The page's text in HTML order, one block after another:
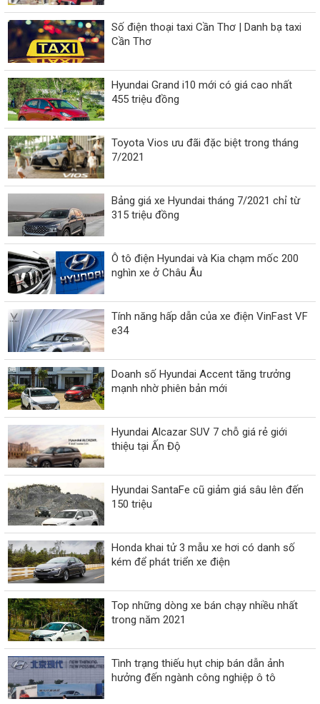
Số điện thoại taxi Cần Thơ | Danh bạ taxi
Cần Thơ
Hyundai Grand i10 mới có giá cao nhất
455 triệu đồng
Toyota Vios ưu đãi đặc biệt trong tháng
7/2021
Bảng giá xe Hyundai tháng 7/2021 chỉ từ
315 triệu đồng
Ô tô điện Hyundai và Kia chạm mốc 200
nghìn xe ở Châu Âu
Tính năng hấp dẫn của xe điện VinFast VF
e34
Doanh số Hyundai Accent tăng trưởng
mạnh nhờ phiên bản mới
Hyundai Alcazar SUV 7 chỗ giá rẻ giới
thiệu tại Ấn Độ
Hyundai SantaFe cũ giảm giá sâu lên đến
150 triệu
Honda khai tử 3 mẫu xe hơi có danh số
kém để phát triển xe điện
Top những dòng xe bán chạy nhiều nhất
trong năm 2021
Tình trạng thiếu hụt chip bán dẫn ảnh
hưởng đến ngành công nghiệp ô tô